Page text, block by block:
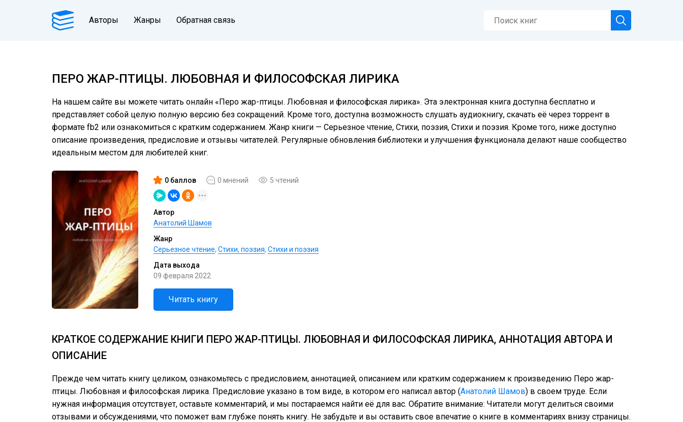
Авторы Жанры Обратная связь
ПЕРО ЖАР-ПТИЦЫ. ЛЮБОВНАЯ И ФИЛОСОФСКАЯ ЛИРИКА
На нашем сайте вы можете читать онлайн «Перо жар-птицы. Любовная и философская лирика». Эта электронная книга доступна бесплатно и
представляет собой целую полную версию без сокращений. Кроме того, доступна возможность слушать аудиокнигу, скачать её через торрент в
формате fb2 или ознакомиться с кратким содержанием. Жанр книги — Серьезное чтение, Cтихи, поэзия, Стихи и поэзия. Кроме того, ниже доступно
описание произведения, предисловие и отзывы читателей. Регулярные обновления библиотеки и улучшения функционала делают наше сообщество
идеальным местом для любителей книг.
0 баллов 0 мнений 5 чтений
Автор
Анатолий Шамов
Жанр
Серьезное чтение, Cтихи, поэзия, Стихи и поэзия
Дата выхода
09 февраля 2022
Читать книгу
КРАТКОЕ СОДЕРЖАНИЕ КНИГИ ПЕРО ЖАР-ПТИЦЫ. ЛЮБОВНАЯ И ФИЛОСОФСКАЯ ЛИРИКА, АННОТАЦИЯ АВТОРА И
ОПИСАНИЕ
Прежде чем читать книгу целиком, ознакомьтесь с предисловием, аннотацией, описанием или кратким содержанием к произведению Перо жар-
птицы. Любовная и философская лирика. Предисловие указано в том виде, в котором его написал автор (Анатолий Шамов) в своем труде. Если
нужная информация отсутствует, оставьте комментарий, и мы постараемся найти её для вас. Обратите внимание: Читатели могут делиться своими
отзывами и обсуждениями, что поможет вам глубже понять книгу. Не забудьте и вы оставить свое впечатие о книге в комментариях внизу страницы.